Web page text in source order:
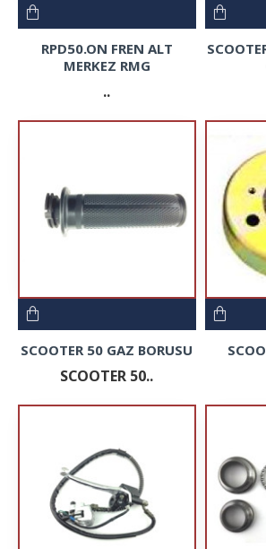
RPD50.ON FREN ALT
MERKEZ RMG
..
SCOOTER 50 GAZ BORUSU
SCOOTER 50..